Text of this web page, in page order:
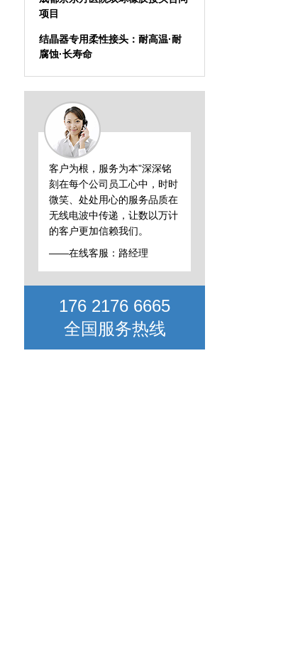
项目
结晶器专用柔性接头：耐高温·耐
腐蚀·长寿命
客户为根，服务为本”深深铭
刻在每个公司员工心中，时时
微笑、处处用心的服务品质在
无线电波中传递，让数以万计
的客户更加信赖我们。
——在线客服：路经理
176 2176 6665
全国服务热线